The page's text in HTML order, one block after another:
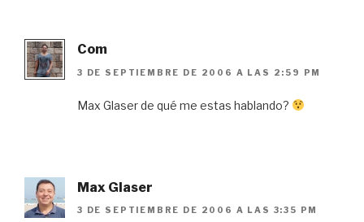
Com
3 DE SEPTIEMBRE DE 2006 A LAS 2:59 PM
Max Glaser de qué me estas hablando?
Max Glaser
3 DE SEPTIEMBRE DE 2006 A LAS 3:35 PM